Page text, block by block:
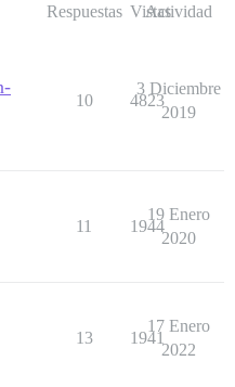
Respuestas Vistas
Actividad
10 4823
3 Diciembre
2019
11 1944
19 Enero
2020
13 1941
17 Enero
2022